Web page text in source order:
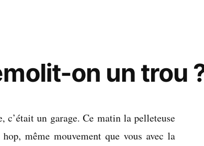
on un trou
c’était un garage. Ce matin la pelleteuse
même mouvement que vous avec la